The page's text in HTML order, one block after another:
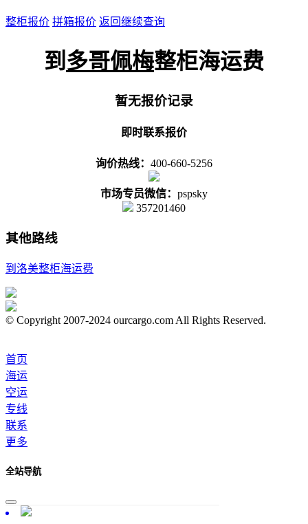
整柜报价 拼箱报价 返回继续查询
到多哥佩梅整柜海运费
暂无报价记录
即时联系报价
询价热线： 400-660-5256
市场专员微信： pspsky
357201460
其他路线
到洛美整柜海运费
© Copyright 2007-2024 ourcargo.com All Rights Reserved.
首页
海运
空运
专线
联系
更多
全站导航